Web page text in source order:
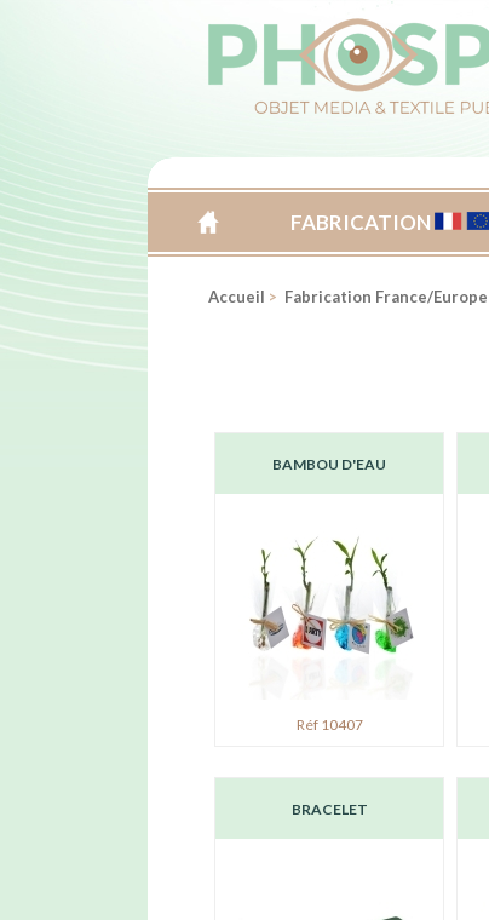
ACCUEIL
FABRICATION
Accueil > Fabrication France/Europe
BAMBOU D'EAU
Réf 10407
BRACELET